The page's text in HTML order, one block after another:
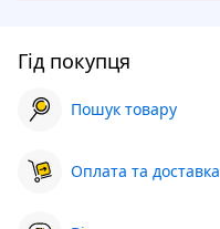
Гід покупця
Пошук товару
Оплата та доставка